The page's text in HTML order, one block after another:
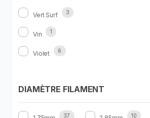
Vert Surf 3
Vin 1
Violet 6
DIAMÈTRE FILAMENT
37 10